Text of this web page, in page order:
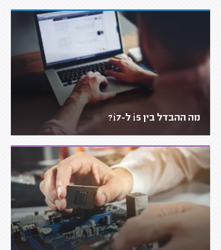
מה ההבדל בין i5 ל-i7?